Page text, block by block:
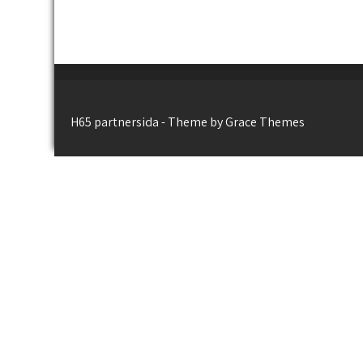
H65 partnersida - Theme by Grace Themes